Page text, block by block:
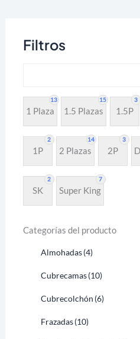
Filtros
13
1 Plaza
15
1.5 Plazas
3
1.5P
2
1P
14
2 Plazas
3
2P
2
SK
7
Super King
Categorías del producto
Almohadas(4)
Cubrecamas(10)
Cubrecolchón (6)
Frazadas(10)